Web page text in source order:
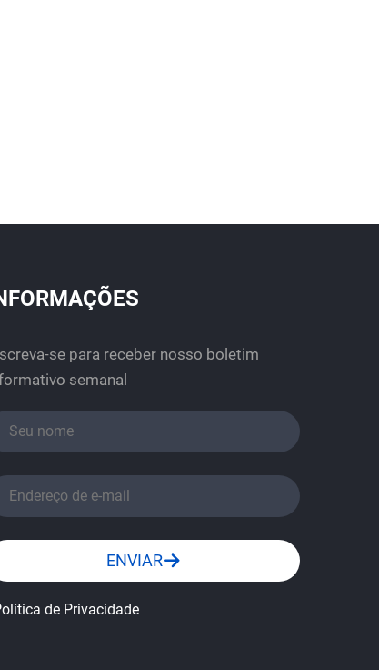
se para receber nosso boletim
semanal
ENVIAR
de Privacidade